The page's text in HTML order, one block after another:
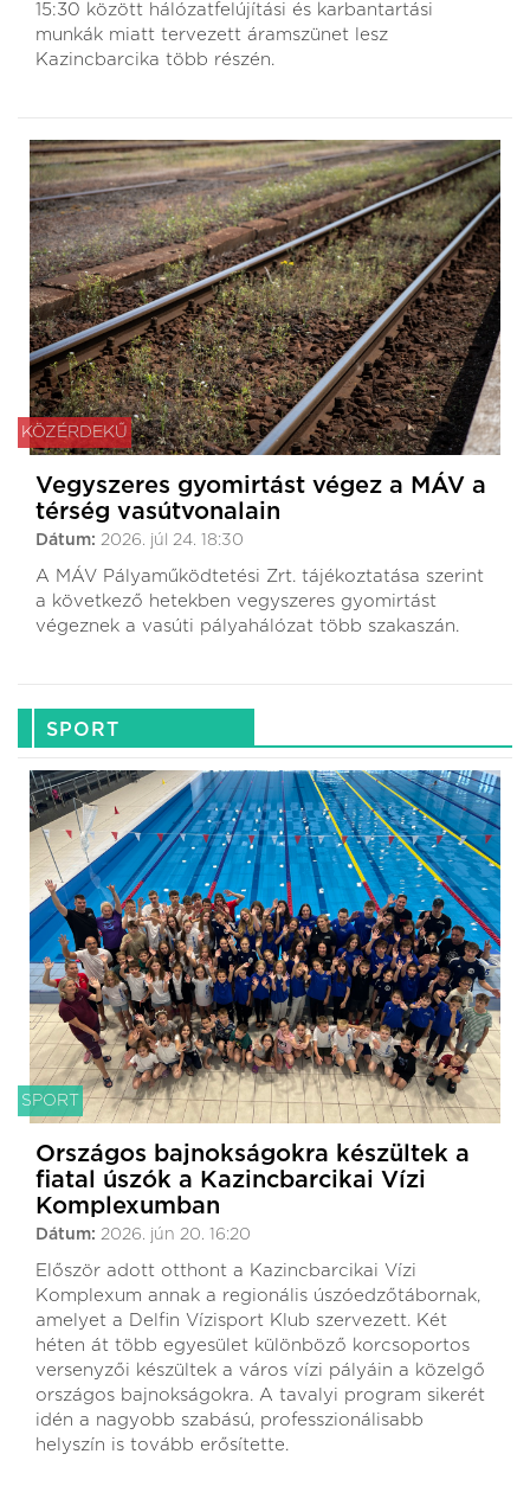
15:30 között hálózatfelújítási és karbantartási
munkák miatt tervezett áramszünet lesz
Kazincbarcika több részén.
KÖZÉRDEKŰ
Vegyszeres gyomirtást végez a MÁV a
térség vasútvonalain
Dátum: 2026. júl 24. 18:30
A MÁV Pályaműködtetési Zrt. tájékoztatása szerint
a következő hetekben vegyszeres gyomirtást
végeznek a vasúti pályahálózat több szakaszán.
SPORT
SPORT
Országos bajnokságokra készültek a
fiatal úszók a Kazincbarcikai Vízi
Komplexumban
Dátum: 2026. jún 20. 16:20
Először adott otthont a Kazincbarcikai Vízi
Komplexum annak a regionális úszóedzőtábornak,
amelyet a Delfin Vízisport Klub szervezett. Két
héten át több egyesület különböző korcsoportos
versenyzői készültek a város vízi pályáin a közelgő
országos bajnokságokra. A tavalyi program sikerét
idén a nagyobb szabású, professzionálisabb
helyszín is tovább erősítette.